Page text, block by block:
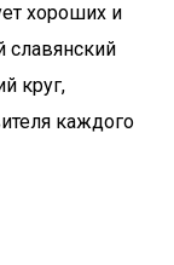
хороших и
славянский
круг,
каждого